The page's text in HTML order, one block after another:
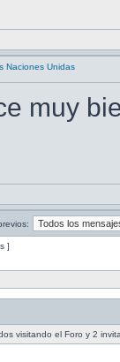
Naciones Unidas
muy
]
visitando el Foro y 2